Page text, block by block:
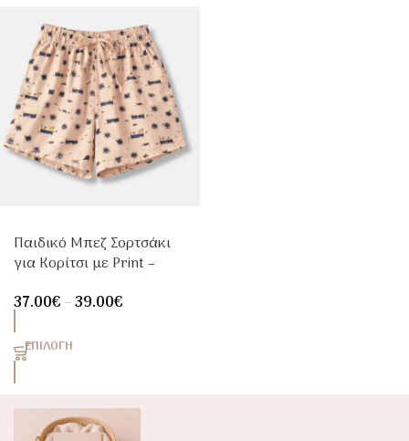
Παιδικό Μπεζ Σορτσάκι
για Κορίτσι με Print –
Λάστιχο
37.00€–39.00€
ΕΠΙΛΟΓΉ